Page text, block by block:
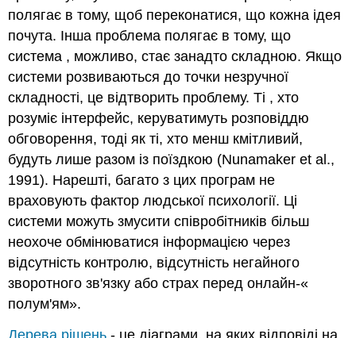
полягає в тому, щоб переконатися, що кожна ідея
почута. Інша проблема полягає в тому, що
система , можливо, стає занадто складною. Якщо
системи розвиваються до точки незручної
складності, це відтворить проблему. Ті , хто
розуміє інтерфейс, керуватимуть розповіддю
обговорення, тоді як ті, хто менш кмітливий,
будуть лише разом із поїздкою (Nunamaker et al.,
1991). Нарешті, багато з цих програм не
враховують фактор людської психології. Ці
системи можуть змусити співробітників більш
неохоче обмінюватися інформацією через
відсутність контролю, відсутність негайного
зворотного зв'язку або страх перед онлайн-«
полум'ям».